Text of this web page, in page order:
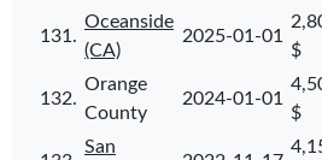
131.
Oceanside
(CA)
2025-01-01
$
132.
Orange
County
2024-01-01
$
San